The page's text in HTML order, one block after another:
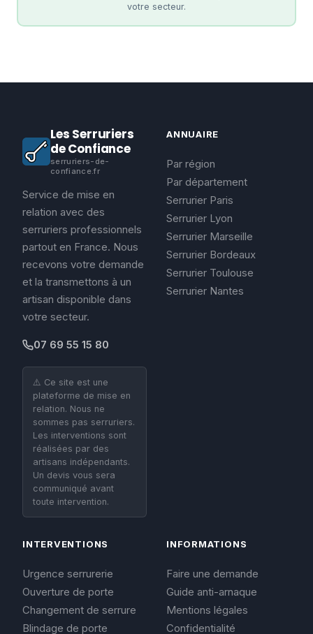
votre secteur.
Les Serruriers
de Confiance
serruriers-de-
confiance.fr
Service de mise en
relation avec des
serruriers professionnels
partout en France. Nous
recevons votre demande
et la transmettons à un
artisan disponible dans
votre secteur.
07 69 55 15 80
⚠️ Ce site est une
plateforme de mise en
relation. Nous ne
sommes pas serruriers.
Les interventions sont
réalisées par des
artisans indépendants.
Un devis vous sera
communiqué avant
toute intervention.
ANNUAIRE
Par région
Par département
Serrurier Paris
Serrurier Lyon
Serrurier Marseille
Serrurier Bordeaux
Serrurier Toulouse
Serrurier Nantes
INTERVENTIONS
Urgence serrurerie
Ouverture de porte
Changement de serrure
Blindage de porte
INFORMATIONS
Faire une demande
Guide anti-arnaque
Mentions légales
Confidentialité